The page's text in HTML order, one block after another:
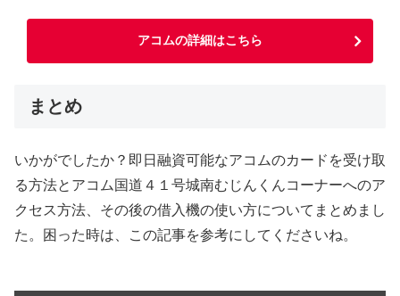
アコムの詳細はこちら
まとめ
いかがでしたか？即日融資可能なアコムのカードを受け取
る方法とアコム国道４１号城南むじんくんコーナーへのア
クセス方法、その後の借入機の使い方についてまとめまし
た。困った時は、この記事を参考にしてくださいね。